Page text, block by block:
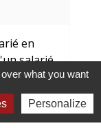
en
salarié
cette page
what you want
Personalize